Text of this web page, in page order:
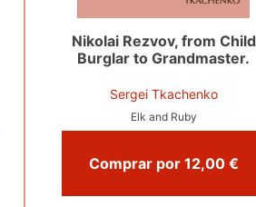
Nikolai Rezvov, from Child
Burglar to Grandmaster.
Sergei Tkachenko
Elk and Ruby
Comprar por 12,00 €